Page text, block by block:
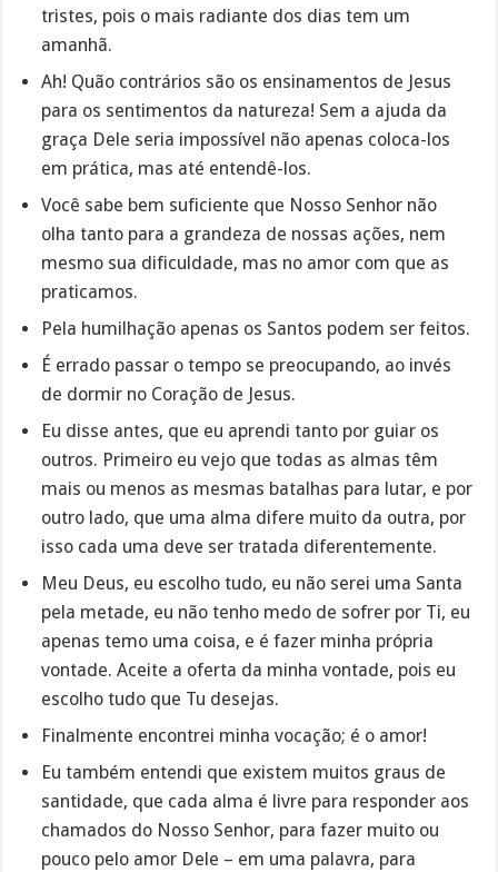
tristes, pois o mais radiante dos dias tem um
amanhã.
Ah! Quão contrários são os ensinamentos de Jesus
para os sentimentos da natureza! Sem a ajuda da
graça Dele seria impossível não apenas coloca-los
em prática, mas até entendê-los.
Você sabe bem suficiente que Nosso Senhor não
olha tanto para a grandeza de nossas ações, nem
mesmo sua dificuldade, mas no amor com que as
praticamos.
Pela humilhação apenas os Santos podem ser feitos.
É errado passar o tempo se preocupando, ao invés
de dormir no Coração de Jesus.
Eu disse antes, que eu aprendi tanto por guiar os
outros. Primeiro eu vejo que todas as almas têm
mais ou menos as mesmas batalhas para lutar, e por
outro lado, que uma alma difere muito da outra, por
isso cada uma deve ser tratada diferentemente.
Meu Deus, eu escolho tudo, eu não serei uma Santa
pela metade, eu não tenho medo de sofrer por Ti, eu
apenas temo uma coisa, e é fazer minha própria
vontade. Aceite a oferta da minha vontade, pois eu
escolho tudo que Tu desejas.
Finalmente encontrei minha vocação; é o amor!
Eu também entendi que existem muitos graus de
santidade, que cada alma é livre para responder aos
chamados do Nosso Senhor, para fazer muito ou
pouco pelo amor Dele – em uma palavra, para